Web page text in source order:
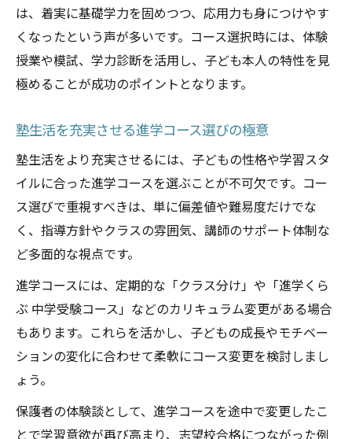
は、着実に基礎学力を固めつつ、応用力も身につけやす
くなったという声が多いです。コース選択時には、体験
授業や模試、学力診断を活用し、子ども本人の特性を見
極めることが成功のポイントとなります。
塾生活を充実させる進学コース選びの極意
塾生活をより充実させるには、子どもの性格や学習スタ
イルに合った進学コースを選ぶことが不可欠です。コー
ス選びで重視すべきは、単に偏差値や難易度だけでな
く、指導方針やクラスの雰囲気、講師のサポート体制な
ど多面的な視点です。
進学コースには、定期的な「クラス分け」や「進学くら
ぶ 中学受験コース」などのカリキュラム変更がある場合
もあります。これらを活かし、子どもの成長やモチベー
ションの変化に合わせて柔軟にコース変更を検討しまし
ょう。
保護者の体験談として、進学コースを途中で変更したこ